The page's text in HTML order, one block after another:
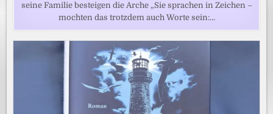
seine Familie besteigen die Arche „Sie sprachen in Zeichen –
mochten das trotzdem auch Worte sein:…